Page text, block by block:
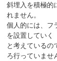
斜埋入を積極的
れません。
個人的には、フ
を設置していく
と考えているの
ろ行っていませ